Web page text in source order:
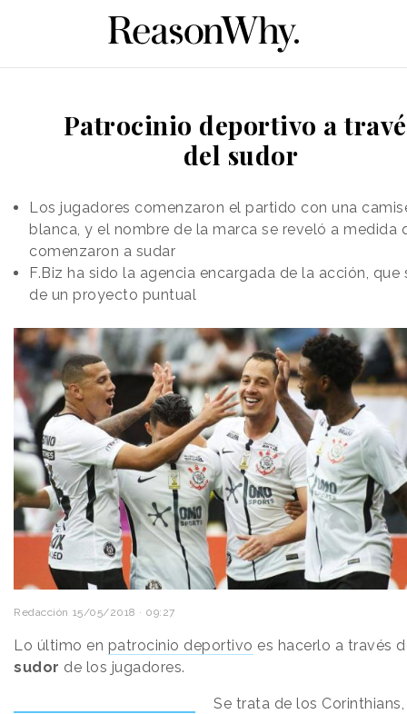
Patrocinio deportivo a
del sudor
Los jugadores comenzaron el partido con una
blanca, y el nombre de la marca se reveló a medida
comenzaron a sudar
F.Biz ha sido la agencia encargada de la acción, que
de un proyecto puntual
Redacción 15/05/2018 · 09:27
Lo último en patrocinio deportivo es hacerlo a través
sudor de los jugadores.
Se trata de los Corinthians,